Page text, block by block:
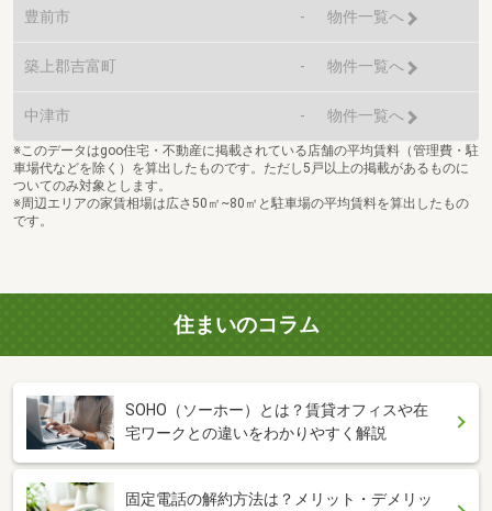
豊前市 - 物件一覧へ
築上郡吉富町 - 物件一覧へ
中津市 - 物件一覧へ
※このデータはgoo住宅・不動産に掲載されている店舗の平均賃料（管理費・駐
車場代などを除く）を算出したものです。ただし5戸以上の掲載があるものに
ついてのみ対象とします。
※周辺エリアの家賃相場は広さ50㎡~80㎡と駐車場の平均賃料を算出したもの
です。
住まいのコラム
SOHO（ソーホー）とは？賃貸オフィスや在
宅ワークとの違いをわかりやすく解説
固定電話の解約方法は？メリット・デメリッ